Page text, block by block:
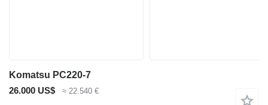
Komatsu PC220-7
26.000 US$
≈ 22.540 €